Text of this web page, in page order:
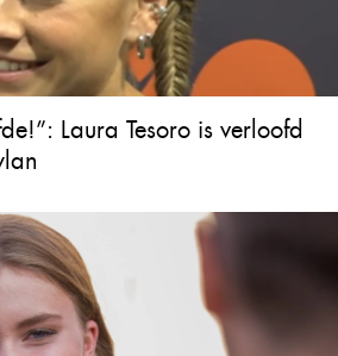
Laura Tesoro is verloofd